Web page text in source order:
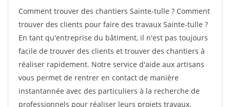
Comment trouver des chantiers Sainte-tulle ? Comment
trouver des clients pour faire des travaux Sainte-tulle ?
En tant qu'entreprise du bâtiment, il n'est pas toujours
facile de trouver des clients et trouver des chantiers à
réaliser rapidement. Notre service d'aide aux artisans
vous permet de rentrer en contact de manière
instantannée avec des particuliers à la recherche de
professionnels pour réaliser leurs projets travaux.